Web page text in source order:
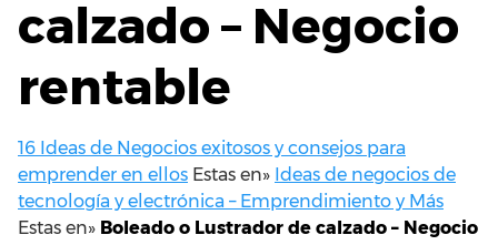
calzado – Negocio
rentable
16 Ideas de Negocios exitosos y consejos para
emprender en ellos Estas en» Ideas de negocios de
tecnología y electrónica – Emprendimiento y Más
Estas en» Boleado o Lustrador de calzado – Negocio